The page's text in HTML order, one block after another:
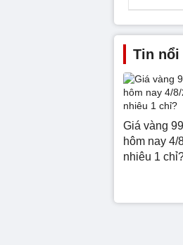
Tin nổi
Giá vàng
hôm nay 4/
nhiêu 1